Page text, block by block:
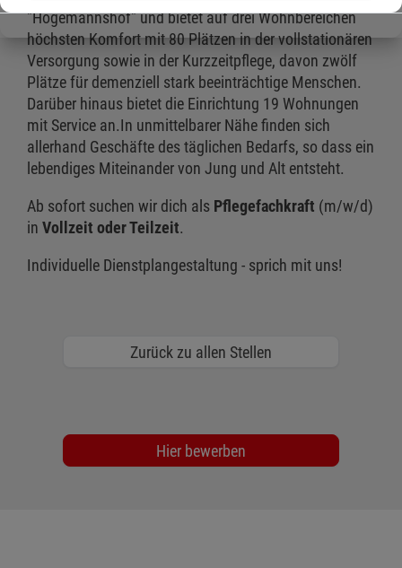
"Högemannshof" und bietet auf drei Wohnbereichen
höchsten Komfort mit 80 Plätzen in der vollstationären
Versorgung sowie in der Kurzzeitpflege, davon zwölf
Plätze für demenziell stark beeinträchtige Menschen.
Darüber hinaus bietet die Einrichtung 19 Wohnungen
mit Service an.In unmittelbarer Nähe finden sich
allerhand Geschäfte des täglichen Bedarfs, so dass ein
lebendiges Miteinander von Jung und Alt entsteht.
Ab sofort suchen wir dich als Pflegefachkraft (m/w/d)
in Vollzeit oder Teilzeit.
Individuelle Dienstplangestaltung - sprich mit uns!
Zurück zu allen Stellen
Hier bewerben